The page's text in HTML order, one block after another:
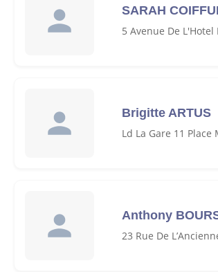
SARAH
5 Avenue De
Brigitte ARTUS
Ld La Gare 11
Anthony
23 Rue De